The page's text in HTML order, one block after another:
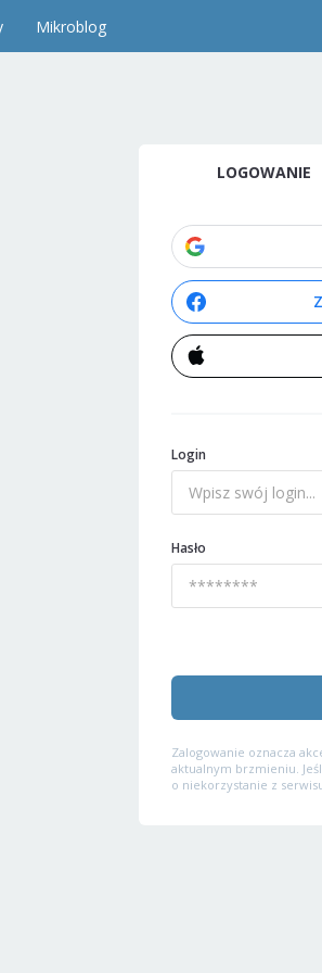
Mikroblog
LOGOWANIE
Login
Hasło
Zalogowanie oznacza
aktualnym brzmieniu.
o niekorzystanie z